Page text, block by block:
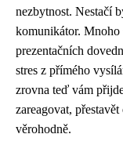
nezbytnost. Nestačí
komunikátor.
prezentačních
stres z přímého
zrovna teď vám
zareagovat,
věrohodně.